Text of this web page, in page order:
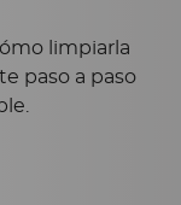
limpiarla
paso a paso